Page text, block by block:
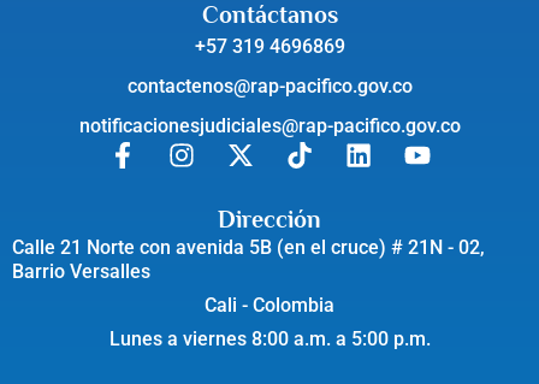
Contáctanos
+57 319 4696869
contactenos@rap-pacifico.gov.co
notificacionesjudiciales@rap-pacifico.gov.co
Dirección
Calle 21 Norte con avenida 5B (en el cruce) # 21N - 02,
Barrio Versalles
Cali - Colombia
Lunes a viernes 8:00 a.m. a 5:00 p.m.